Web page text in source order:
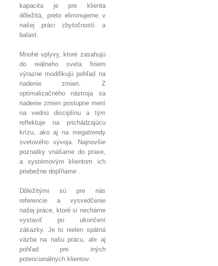
kapacita je pre klienta
dôležitá, preto eliminujeme v
našej práci zbytočností a
balast.
Mnohé vplyvy, ktoré zasahujú
do reálneho sveta firiem
výrazne modifikujú pohľad na
riadenie zmien. Z
optimalizačného nástroja sa
riadenie zmien postupne mení
na vednú disciplínu a tým
reflektuje na prichádzajúcu
krízu, ako aj na megatrendy
svetového vývoja. Najnovšie
poznatky vnášame do praxe,
a systémovým klientom ich
priebežne dopľňame .
Dôležitými sú pre nás
referencie a vysvedčenie
našej práce, ktoré si necháme
vystaviť po ukončení
zákazky. Je to nielen spätná
väzba na našu prácu, ale aj
pohľad pre iných
potencionálnych klientov.